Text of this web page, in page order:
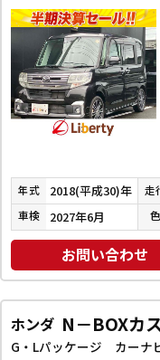
年式 2018(平成30)年 走
車検 2027年6月 色
お問い合わせ
ホンダ N－BOXカ